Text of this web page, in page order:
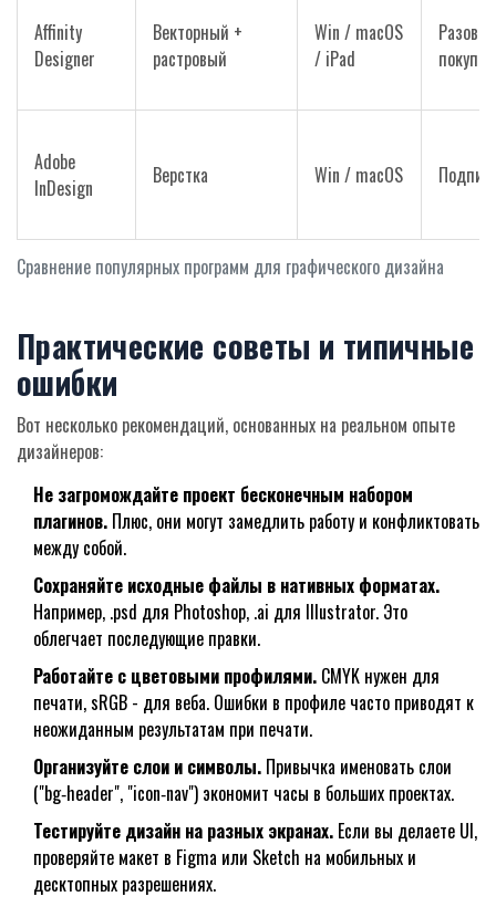
Сравнение популярных программ для графического дизайна
Affinity
Designer
Векторный +
растровый
Win / macOS
/ iPad
Разовая
покупка
Adobe
InDesign
Верстка Win / macOS
Практические советы и типичные
ошибки
Вот несколько рекомендаций, основанных на реальном опыте
дизайнеров:
Не загромождайте проект бесконечным набором
плагинов. Плюс, они могут замедлить работу и конфликтовать
между собой.
Сохраняйте исходные файлы в нативных форматах.
Например, .psd для Photoshop, .ai для Illustrator. Это
облегчает последующие правки.
Работайте с цветовыми профилями. CMYK нужен для
печати, sRGB - для веба. Ошибки в профиле часто приводят к
неожиданным результатам при печати.
Организуйте слои и символы. Привычка именовать слои
("bg‑header", "icon‑nav") экономит часы в больших проектах.
Тестируйте дизайн на разных экранах. Если вы делаете UI,
проверяйте макет в Figma или Sketch на мобильных и
десктопных разрешениях.